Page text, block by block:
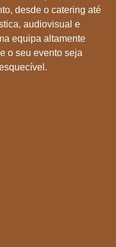
desde o catering até
audiovisual e
equipa altamente
o seu evento seja